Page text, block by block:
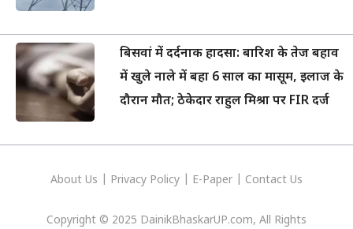
बिसवां में दर्दनाक हादसा: बारिश के तेज बहाव
में खुले नाले में बहा 6 साल का मासूम, इलाज के
दौरान मौत; ठेकेदार राहुल मिश्रा पर FIR दर्ज
About Us Privacy Policy E-Paper Contact Us
Copyright © 2025 DainikBhaskarUP.com, All Rights